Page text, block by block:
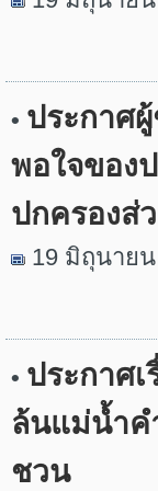
• ประกาศ
พอใจของ
ปกครองส่
19 มิถุนายน
• ประกาศ
ล้นแม่น้ำค
ชวน